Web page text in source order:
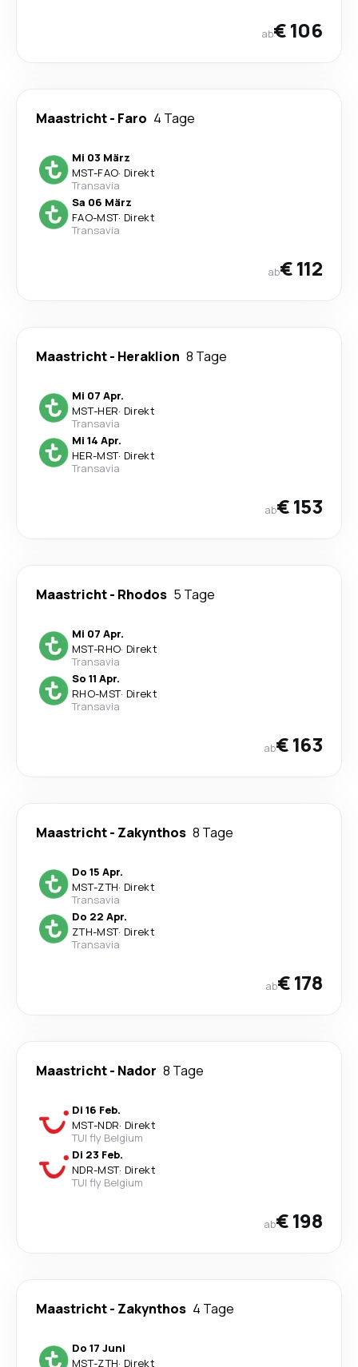
ab€ 106
Maastricht- Faro 4 Tage
Mi 03 März
MST-FAO· Direkt
Transavia
Sa 06 März
FAO-MST· Direkt
Transavia
ab€ 112
Maastricht- Heraklion 8 Tage
Mi 07 Apr.
MST-HER· Direkt
Transavia
Mi 14 Apr.
HER-MST· Direkt
Transavia
ab€ 153
Maastricht- Rhodos 5 Tage
Mi 07 Apr.
MST-RHO· Direkt
Transavia
So 11 Apr.
RHO-MST· Direkt
Transavia
ab€ 163
Maastricht- Zakynthos 8 Tage
Do 15 Apr.
MST-ZTH· Direkt
Transavia
Do 22 Apr.
ZTH-MST· Direkt
Transavia
ab€ 178
Maastricht- Nador 8 Tage
Di 16 Feb.
MST-NDR· Direkt
TUI fly Belgium
Di 23 Feb.
NDR-MST· Direkt
TUI fly Belgium
ab€ 198
Maastricht- Zakynthos 4 Tage
Do 17 Juni
MST-ZTH· Direkt